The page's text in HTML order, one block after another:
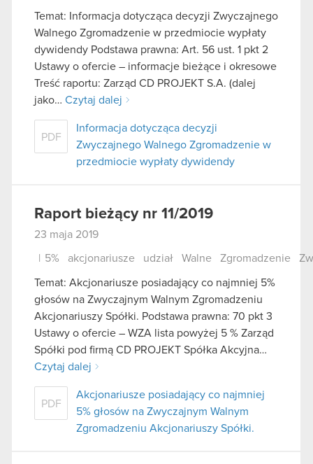
Temat: Informacja dotycząca decyzji Zwyczajnego
Walnego Zgromadzenie w przedmiocie wypłaty
dywidendy Podstawa prawna: Art. 56 ust. 1 pkt 2
Ustawy o ofercie – informacje bieżące i okresowe
Treść raportu: Zarząd CD PROJEKT S.A. (dalej
jako… Czytaj dalej
PDF
Informacja dotycząca decyzji
Zwyczajnego Walnego Zgromadzenie w
przedmiocie wypłaty dywidendy
Raport bieżący nr 11/2019
23 maja 2019
5% akcjonariusze udział Walne Zgromadzenie
Temat: Akcjonariusze posiadający co najmniej 5%
głosów na Zwyczajnym Walnym Zgromadzeniu
Akcjonariuszy Spółki. Podstawa prawna: 70 pkt 3
Ustawy o ofercie – WZA lista powyżej 5 % Zarząd
Spółki pod firmą CD PROJEKT Spółka Akcyjna…
Czytaj dalej
PDF
Akcjonariusze posiadający co najmniej
5% głosów na Zwyczajnym Walnym
Zgromadzeniu Akcjonariuszy Spółki.